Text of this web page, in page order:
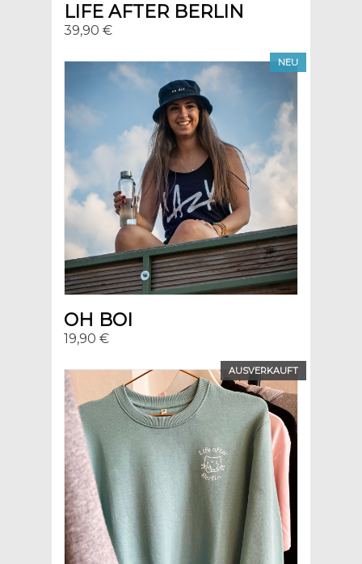
LIFE AFTER BERLIN
39,90 €
NEU
OH BOI
19,90 €
AUSVERKAUFT